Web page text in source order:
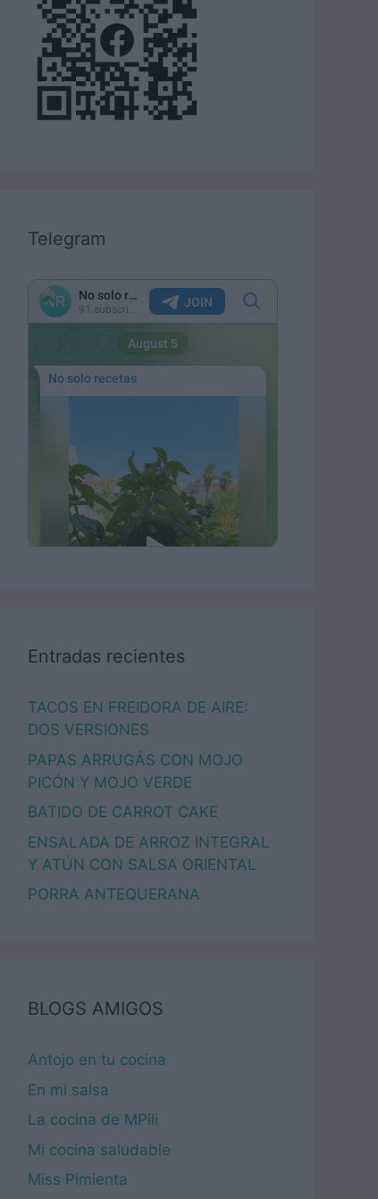
Telegram
Entradas recientes
TACOS EN FREIDORA DE AIRE:
DOS VERSIONES
PAPAS ARRUGÁS CON MOJO
PICÓN Y MOJO VERDE
BATIDO DE CARROT CAKE
ENSALADA DE ARROZ INTEGRAL
Y ATÚN CON SALSA ORIENTAL
PORRA ANTEQUERANA
BLOGS AMIGOS
Antojo en tu cocina
En mi salsa
La cocina de MPili
Mi cocina saludable
Miss Pimienta